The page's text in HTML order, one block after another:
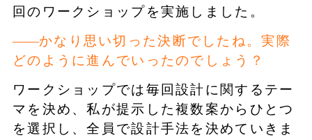
回のワークショップを実施しました。
かなり思い切った決断でしたね。実際
どのように進んでいったのでしょう？
ワークショップでは毎回設計に関するテー
マを決め、私が提示した複数案からひとつ
を選択し、全員で設計手法を決めていきま